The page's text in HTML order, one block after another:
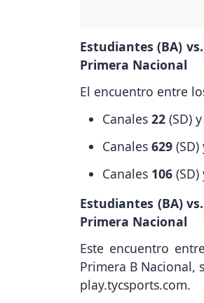
Estudiantes (BA)
Primera Nacional
El encuentro entre
Canales 22 (SD) y
Canales 629 (SD)
Canales 106 (SD)
Estudiantes (BA)
Primera Nacional
Este encuentro
Primera B Nacional,
play.tycsports.com.